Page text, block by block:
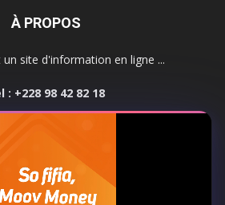
À PROPOS
site d'information en ligne ...
: +228 98 42 82 18
SUIVEZ NOUS